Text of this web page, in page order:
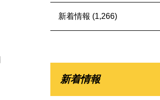
新着情報 (1,266)
新着情報